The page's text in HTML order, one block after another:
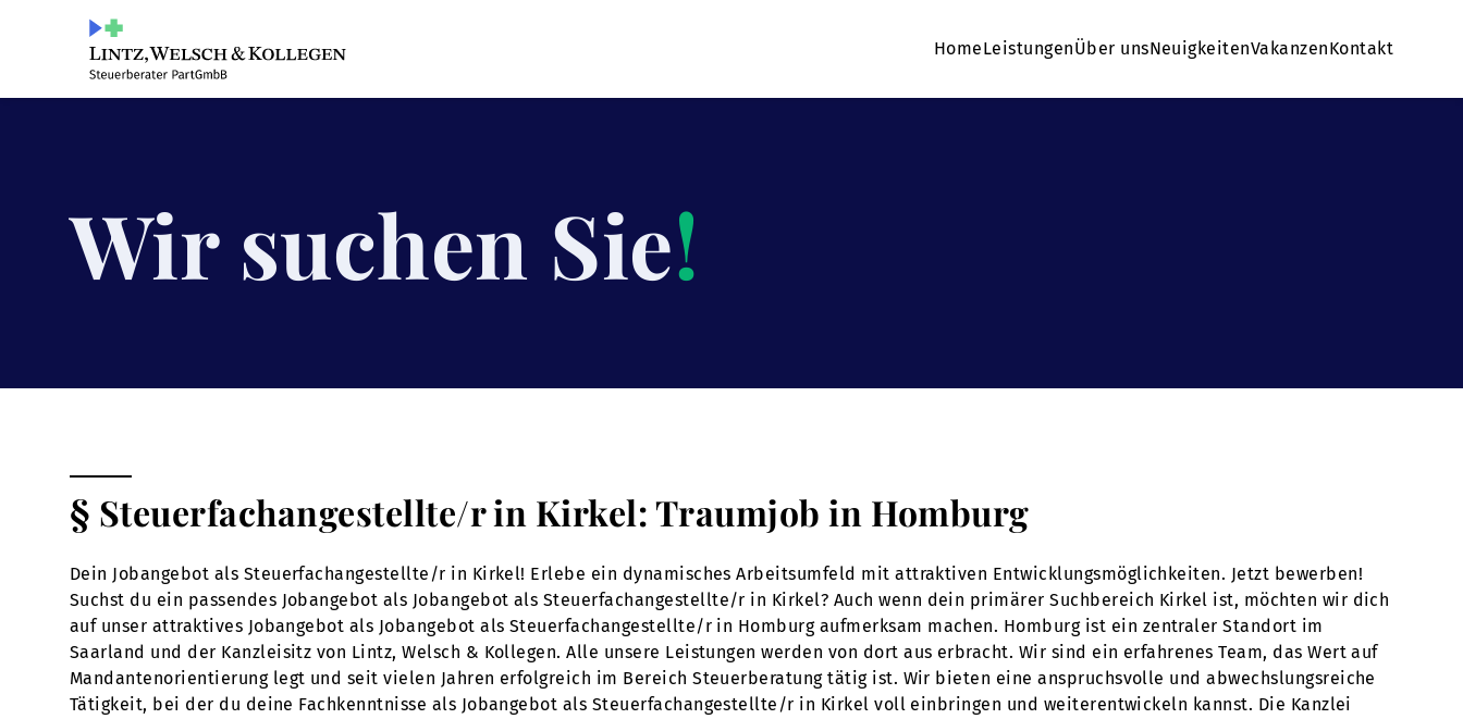
HomeLeistungenÜber unsNeuigkeitenVakanzenKontakt
Wir suchen Sie!
§ Steuerfachangestellte/r in Kirkel: Traumjob in Homburg
Dein Jobangebot als Steuerfachangestellte/r in Kirkel! Erlebe ein dynamisches Arbeitsumfeld mit attraktiven Entwicklungsmöglichkeiten. Jetzt bewerben!
Suchst du ein passendes Jobangebot als Jobangebot als Steuerfachangestellte/r in Kirkel? Auch wenn dein primärer Suchbereich Kirkel ist, möchten wir dich
auf unser attraktives Jobangebot als Jobangebot als Steuerfachangestellte/r in Homburg aufmerksam machen. Homburg ist ein zentraler Standort im
Saarland und der Kanzleisitz von Lintz, Welsch & Kollegen. Alle unsere Leistungen werden von dort aus erbracht. Wir sind ein erfahrenes Team, das Wert auf
Mandantenorientierung legt und seit vielen Jahren erfolgreich im Bereich Steuerberatung tätig ist. Wir bieten eine anspruchsvolle und abwechslungsreiche
Tätigkeit, bei der du deine Fachkenntnisse als Jobangebot als Steuerfachangestellte/r in Kirkel voll einbringen und weiterentwickeln kannst. Die Kanzlei